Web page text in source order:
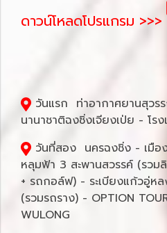
ดาวน์โหลดโปรแกรม >>>
วันแรก ท่าอากาศยานสุว
นานาชาติฉงชิ่งเจียงเป่ย - โร
วันที่สอง นครฉงชิ่ง - เมือ
หลุมฟ้า 3 สะพานสวรรค์ (รว
+ รถกอล์ฟ) - ระเบียงแก้วอู่ห
(รวมรถราง) - OPTION
WULONG